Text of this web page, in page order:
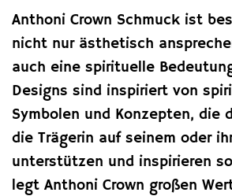
Anthoni Crown Schmuck ist
nicht nur ästhetisch
auch eine spirituelle
Designs sind inspiriert von
Symbolen und Konzepten, die
die Trägerin auf seinem oder
unterstützen und inspirieren
legt Anthoni Crown großen